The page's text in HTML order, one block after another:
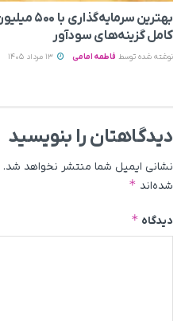
کامل گزینه‌های سودآور
نوشته شده توسط فاطمه امامی
دیدگاهتان را بنویسید
نشانی ایمیل شما منتشر نخواهد شد.
شده‌اند *
دیدگاه *